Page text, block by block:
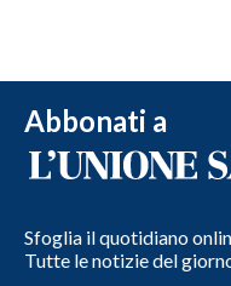
Abbonati a
Sfoglia il quotidiano
Tutte le notizie del